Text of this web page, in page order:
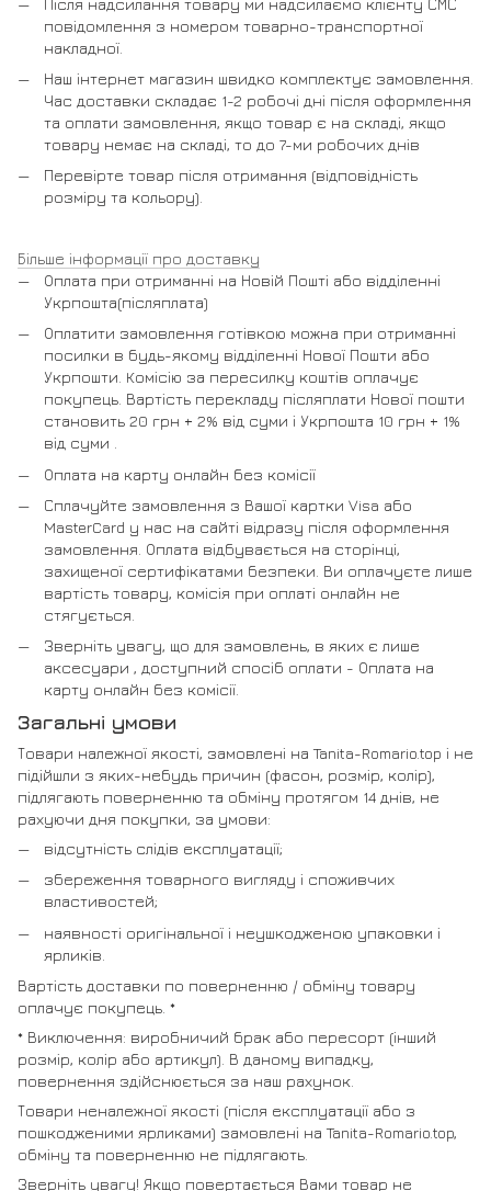
повідомлення з номером товарно-транспортної
накладної.
Наш інтернет магазин швидко комплектує замовлення.
Час доставки складає 1-2 робочі дні після оформлення
та оплати замовлення, якщо товар є на складі, якщо
товару немає на складі, то до 7-ми робочих днів
Перевірте товар після отримання (відповідність
розміру та кольору).
Більше інформації про доставку
Оплата при отриманні на Новій Пошті або відділенні
Укрпошта(післяплата)
Оплатити замовлення готівкою можна при отриманні
посилки в будь-якому відділенні Нової Пошти або
Укрпошти. Комісію за пересилку коштів оплачує
покупець. Вартість перекладу післяплати Нової пошти
становить 20 грн + 2% від суми і Укрпошта 10 грн + 1%
від суми .
Оплата на карту онлайн без комісії
Сплачуйте замовлення з Вашої картки Visa або
MasterCard у нас на сайті відразу після оформлення
замовлення. Оплата відбувається на сторінці,
захищеної сертифікатами безпеки. Ви оплачуєте лише
вартість товару, комісія при оплаті онлайн не
стягується.
Зверніть увагу, що для замовлень, в яких є лише
аксесуари , доступний спосіб оплати - Оплата на
карту онлайн без комісії.
Загальні умови
Товари належної якості, замовлені на Tanita-Romario.top і не
підійшли з яких-небудь причин (фасон, розмір, колір),
підлягають поверненню та обміну протягом 14 днів, не
рахуючи дня покупки, за умови:
відсутність слідів експлуатації;
збереження товарного вигляду і споживчих
властивостей;
наявності оригінальної і неушкодженою упаковки і
ярликів.
Вартість доставки по поверненню / обміну товару
оплачує покупець. *
* Виключення: виробничий брак або пересорт (інший
розмір, колір або артикул). В даному випадку,
повернення здійснюється за наш рахунок.
Товари неналежної якості (після експлуатації або з
пошкодженими ярликами) замовлені на Tanita-Romario.top,
обміну та поверненню не підлягають.
Зверніть увагу! Якщо повертається Вами товар не